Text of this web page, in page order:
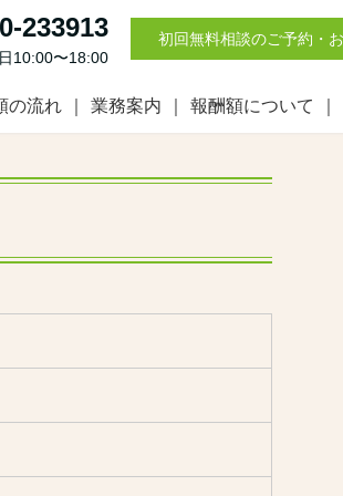
233913
10:00〜18:00
初回無料相談のご予約・
の流れ 業務案内 報酬額について